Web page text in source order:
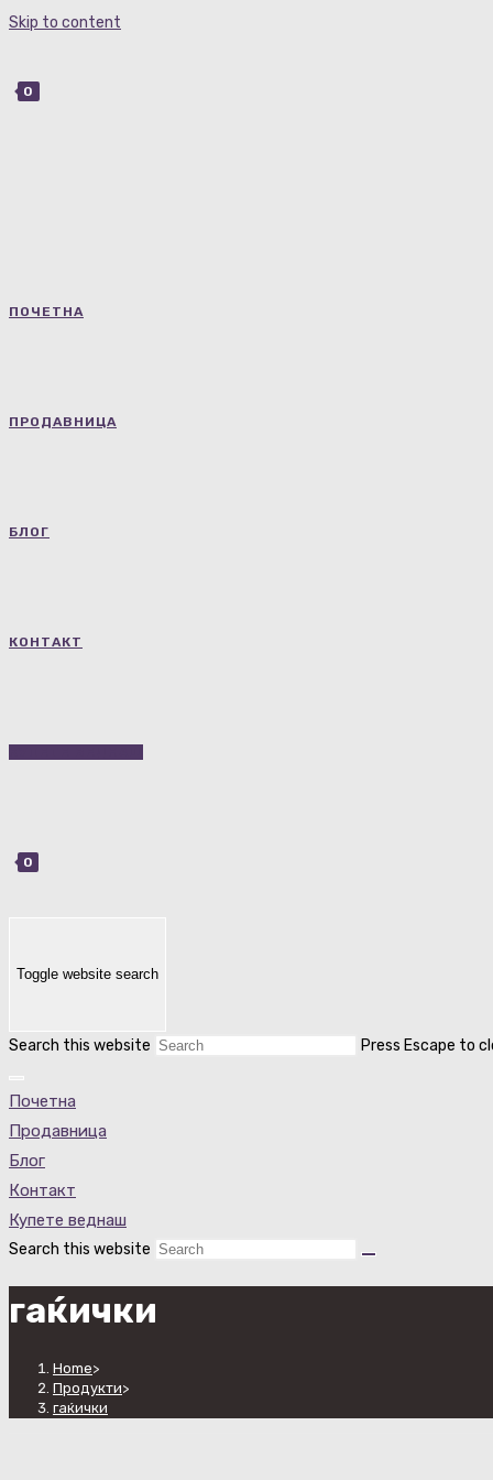
Skip to content
0
ПОЧЕТНА
ПРОДАВНИЦА
БЛОГ
КОНТАКТ
0
Toggle website search
Search this website Press Escape to
Почетна
Продавница
Блог
Контакт
Купете веднаш
Search this website
гаќички
Home>
Продукти>
гаќички